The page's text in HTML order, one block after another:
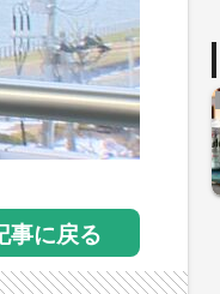
事に戻る